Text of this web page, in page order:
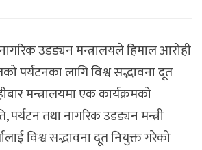
उडड्यन मन्त्रालयले हिमाल आरोही
पर्यटनका लागि विश्व सद्भावना दूत
मन्त्रालयमा एक कार्यक्रमको
तथा नागरिक उडड्यन मन्त्री
विश्व सद्भावना दूत नियुक्त गरेको